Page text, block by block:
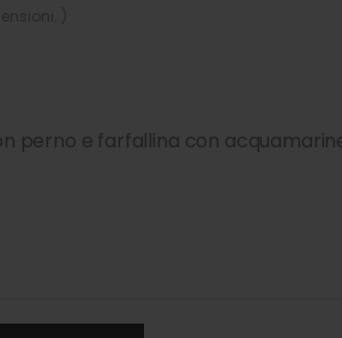
perno e farfallina con